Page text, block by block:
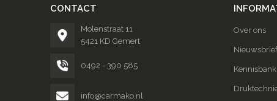
CONTACT
Molenstraat 11
5421 KD Gemert
0492 - 390 585
info@carmako.nl
Over ons
Nieuwsbrief
Kennisbank